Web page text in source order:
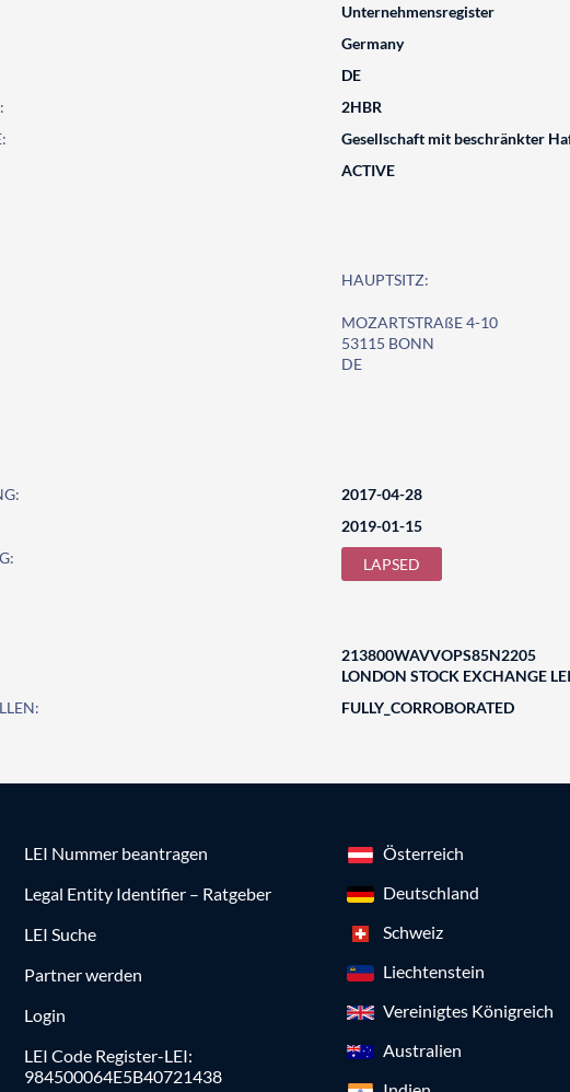
Unternehmensregister
Germany
DE
2HBR
Gesellschaft mit beschränkter
ACTIVE
HAUPTSITZ:
MOZARTSTRAßE 4-10
53115 BONN
DE
2017-04-28
2019-01-15
LAPSED
213800WAVVOPS85N2205
LONDON STOCK EXCHANGE
FULLY_CORROBORATED
LEI Nummer beantragen
Legal Entity Identifier – Ratgeber
LEI Suche
Partner werden
Login
LEI Code Register-LEI:
984500064E5B40721438
Österreich
Deutschland
Schweiz
Liechtenstein
Vereinigtes Königreich
Australien